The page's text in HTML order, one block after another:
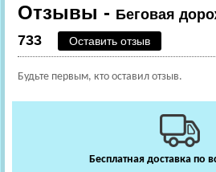
Отзывы - Беговая
733
Оставить отзыв
Будьте первым, кто оставил отзыв.
Бесплатная доставка по